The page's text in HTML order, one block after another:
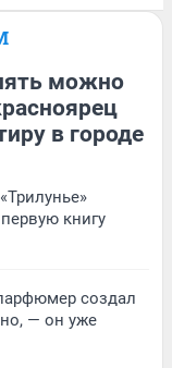
можно
в городе
книгу
создал
— он уже